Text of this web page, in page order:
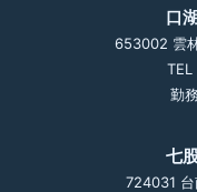
口
653002 雲
勤
七
724031